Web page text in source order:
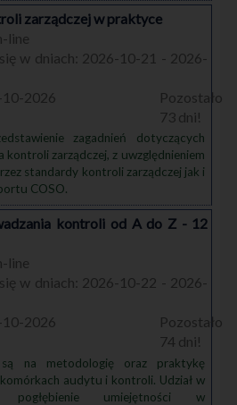
zarządczej w praktyce
line
2026-10-21 - 2026-
10-2026
73
zagadnień dotyczących
zarządczej, z uwzględnieniem
standardy kontroli zarządczej jak i
COSO.
kontroli od A do Z - 12
line
2026-10-22 - 2026-
10-2026
74
są na metodologię oraz praktykę
audytu i kontroli. Udział w
pogłębienie umiejętności w